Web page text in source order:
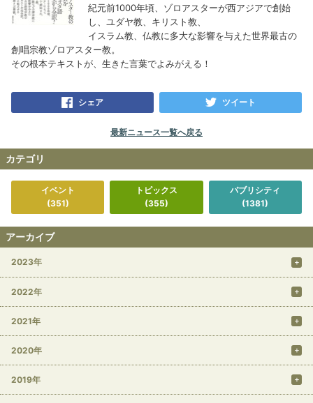
紀元前1000年頃、ゾロアスターが西アジアで創始
し、ユダヤ教、キリスト教、
イスラム教、仏教に多大な影響を与えた世界最古の
創唱宗教ゾロアスター教。
その根本テキストが、生きた言葉でよみがえる！
シェア ツイート
最新ニュース一覧へ戻る
カテゴリ
イベント
(351)
トピックス
(355)
パブリシティ
(1381)
アーカイブ
2023年
2022年
2021年
2020年
2019年